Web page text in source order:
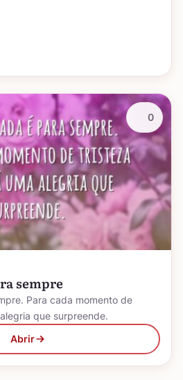
sempre
Para cada momento de
que surpreende.
Abrir
0